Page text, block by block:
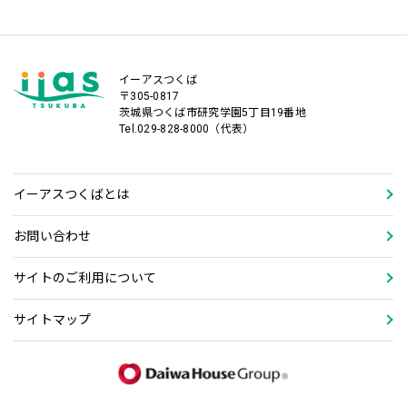
イーアスつくば
〒305-0817
茨城県つくば市研究学園5丁目19番地
Tel.029-828-8000（代表）
イーアスつくばとは
お問い合わせ
サイトのご利用について
サイトマップ